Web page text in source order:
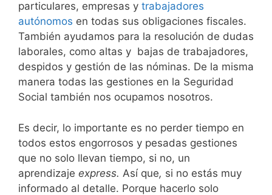
particulares, empresas y trabajadores
autónomos en todas sus obligaciones fiscales.
También ayudamos para la resolución de dudas
laborales, como altas y bajas de trabajadores,
despidos y gestión de las nóminas. De la misma
manera todas las gestiones en la Seguridad
Social también nos ocupamos nosotros.
Es decir, lo importante es no perder tiempo en
todos estos engorrosos y pesadas gestiones
que no solo llevan tiempo, si no, un
aprendizaje express. Así que, si no estás muy
informado al detalle. Porque hacerlo solo